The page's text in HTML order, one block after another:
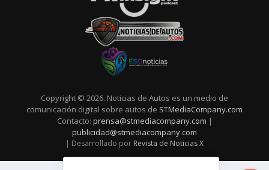
Copyright © 2026. Noticias de Autos es un medio de
comunicación digital sobre autos de STMediaCompany.com
Contacto: prensa@stmediacompany.com |
publicidad@stmediacompany.com
| Desarrollado por Revista de Noticias X